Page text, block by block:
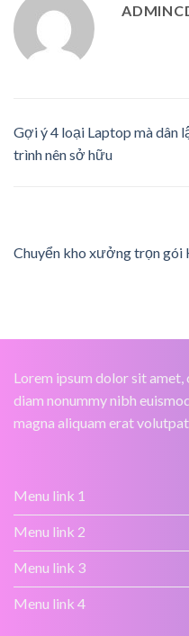
Gợi ý 4 loại Laptop mà dân
trình nên sở hữu
Chuyển kho xưởng trọn gói
Lorem ipsum dolor sit
diam nonummy nibh
magna aliquam erat
Menu link 1
Menu link 2
Menu link 3
Menu link 4